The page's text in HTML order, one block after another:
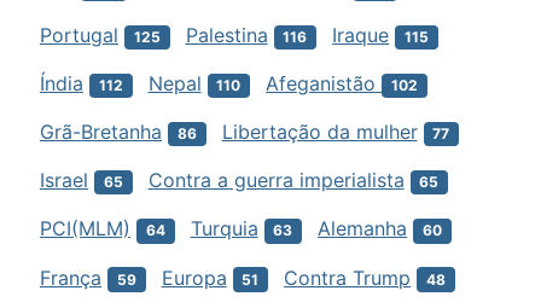
Portugal 125 Palestina 116 Iraque 115
Índia 112 Nepal 110 Afeganistão 102
Grã-Bretanha 86 Libertação da mulher 77
Israel 65 Contra a guerra imperialista 65
PCI(MLM) 64 Turquia 63 Alemanha 60
França 59 Europa 51 Contra Trump 48